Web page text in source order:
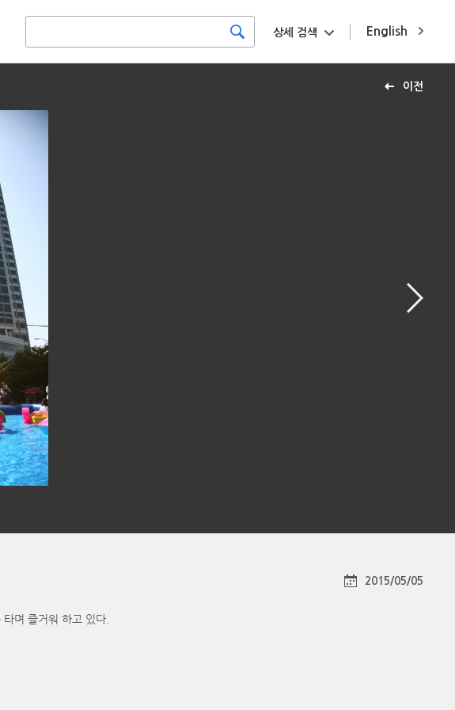
English
상세 검색
이전
2015/05/05
며 즐거워 하고 있다.